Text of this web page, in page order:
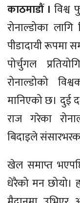
काठमाडौं ।विश्व
रोनाल्डोका
पीडादायी रूपमा
पोर्चुगल
रोनाल्डोको
मानिएको छ। दुई
राज गरेका
बिदाइले
खेल समाप्त
धेरैको मन छोयो।